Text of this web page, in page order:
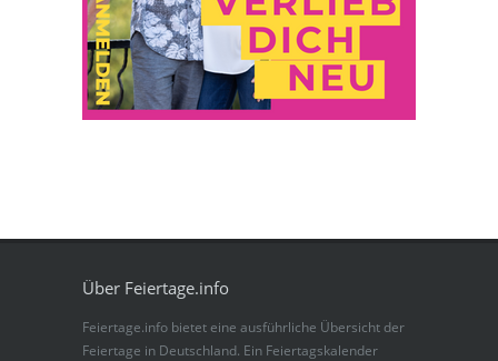
Über Feiertage.info
Feiertage.info bietet eine ausführliche Übersicht der
Feiertage in Deutschland. Ein Feiertagskalender